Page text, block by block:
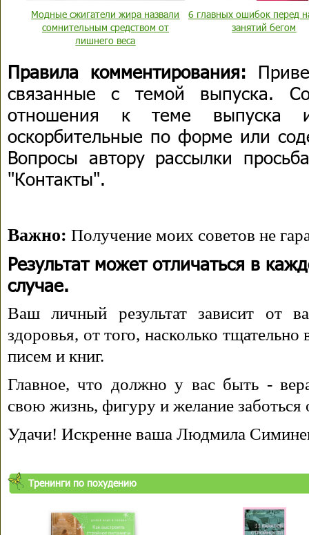
Модные сжигатели жира назвали
сомнительным средством от
лишнего веса
6 главных ошибок перед
занятий бегом
Правила комментирования:
связанные с темой выпуска.
отношения к теме выпуска
оскорбительные по форме или
Вопросы автору рассылки
"Контакты".
Важно: Получение моих советов не
Результат может отличаться в
случае.
Ваш личный результат зависит от
здоровья, от того, насколько
писем и книг.
Главное, что должно у вас быть -
свою жизнь, фигуру и желание заботься
Удачи! Искренне ваша Людмила
Тренинги по похудению